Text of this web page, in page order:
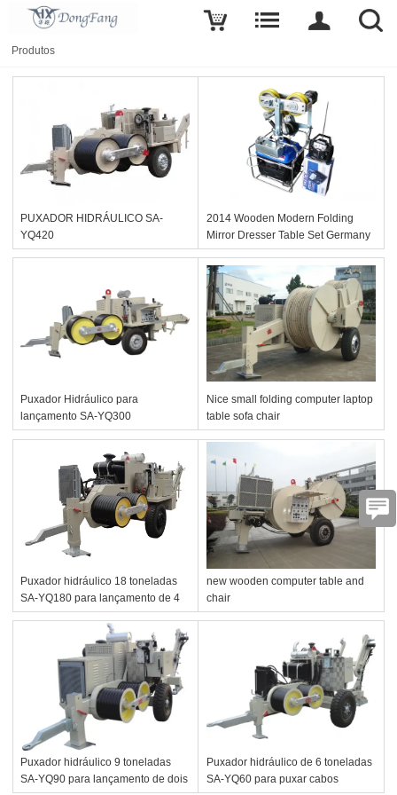
Produtos
PUXADOR HIDRÁULICO SA-
YQ420
2014 Wooden Modern Folding
Mirror Dresser Table Set Germany
Puxador Hidráulico para
lançamento SA-YQ300
Nice small folding computer laptop
table sofa chair
Puxador hidráulico 18 toneladas
SA-YQ180 para lançamento de 4
condutores
new wooden computer table and
chair
Puxador hidráulico 9 toneladas
SA-YQ90 para lançamento de dois
Puxador hidráulico de 6 toneladas
SA-YQ60 para puxar cabos